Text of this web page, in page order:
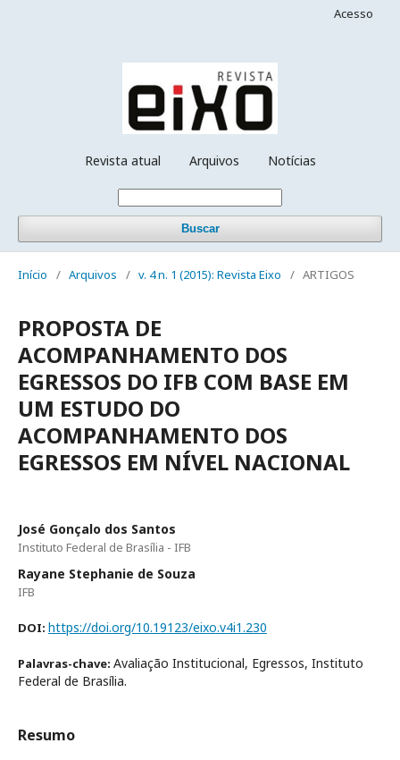
Revista atual Arquivos Notícias
Buscar
Acesso
Início / Arquivos / v. 4 n. 1 (2015): Revista Eixo / ARTIGOS
PROPOSTA DE
ACOMPANHAMENTO DOS
EGRESSOS DO IFB COM BASE EM
UM ESTUDO DO
ACOMPANHAMENTO DOS
EGRESSOS EM NÍVEL NACIONAL
José Gonçalo dos Santos
Instituto Federal de Brasília - IFB
Rayane Stephanie de Souza
IFB
DOI: https://doi.org/10.19123/eixo.v4i1.230
Palavras-chave: Avaliação Institucional, Egressos, Instituto
Federal de Brasília.
Resumo